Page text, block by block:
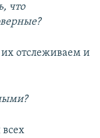
что
отслеживаем и